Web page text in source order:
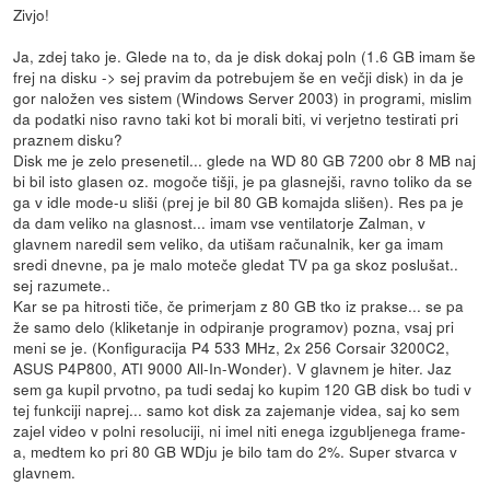
Zivjo!
Ja, zdej tako je. Glede na to, da je disk dokaj poln (1.6 GB imam še
frej na disku -> sej pravim da potrebujem še en večji disk) in da je
gor naložen ves sistem (Windows Server 2003) in programi, mislim
da podatki niso ravno taki kot bi morali biti, vi verjetno testirati pri
praznem disku?
Disk me je zelo presenetil... glede na WD 80 GB 7200 obr 8 MB naj
bi bil isto glasen oz. mogoče tišji, je pa glasnejši, ravno toliko da se
ga v idle mode-u sliši (prej je bil 80 GB komajda slišen). Res pa je
da dam veliko na glasnost... imam vse ventilatorje Zalman, v
glavnem naredil sem veliko, da utišam računalnik, ker ga imam
sredi dnevne, pa je malo moteče gledat TV pa ga skoz poslušat..
sej razumete..
Kar se pa hitrosti tiče, če primerjam z 80 GB tko iz prakse... se pa
že samo delo (kliketanje in odpiranje programov) pozna, vsaj pri
meni se je. (Konfiguracija P4 533 MHz, 2x 256 Corsair 3200C2,
ASUS P4P800, ATI 9000 All-In-Wonder). V glavnem je hiter. Jaz
sem ga kupil prvotno, pa tudi sedaj ko kupim 120 GB disk bo tudi v
tej funkciji naprej... samo kot disk za zajemanje videa, saj ko sem
zajel video v polni resoluciji, ni imel niti enega izgubljenega frame-
a, medtem ko pri 80 GB WDju je bilo tam do 2%. Super stvarca v
glavnem.